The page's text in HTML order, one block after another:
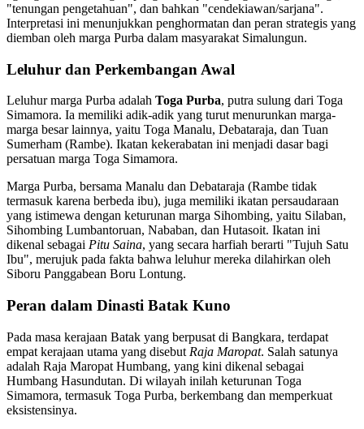
"tenungan pengetahuan", dan bahkan "cendekiawan/sarjana".
Interpretasi ini menunjukkan penghormatan dan peran strategis yang
diemban oleh marga Purba dalam masyarakat Simalungun.
Leluhur dan Perkembangan Awal
Leluhur marga Purba adalah Toga Purba, putra sulung dari Toga
Simamora. Ia memiliki adik-adik yang turut menurunkan marga-
marga besar lainnya, yaitu Toga Manalu, Debataraja, dan Tuan
Sumerham (Rambe). Ikatan kekerabatan ini menjadi dasar bagi
persatuan marga Toga Simamora.
Marga Purba, bersama Manalu dan Debataraja (Rambe tidak
termasuk karena berbeda ibu), juga memiliki ikatan persaudaraan
yang istimewa dengan keturunan marga Sihombing, yaitu Silaban,
Sihombing Lumbantoruan, Nababan, dan Hutasoit. Ikatan ini
dikenal sebagai Pitu Saina, yang secara harfiah berarti "Tujuh Satu
Ibu", merujuk pada fakta bahwa leluhur mereka dilahirkan oleh
Siboru Panggabean Boru Lontung.
Peran dalam Dinasti Batak Kuno
Pada masa kerajaan Batak yang berpusat di Bangkara, terdapat
empat kerajaan utama yang disebut Raja Maropat. Salah satunya
adalah Raja Maropat Humbang, yang kini dikenal sebagai
Humbang Hasundutan. Di wilayah inilah keturunan Toga
Simamora, termasuk Toga Purba, berkembang dan memperkuat
eksistensinya.